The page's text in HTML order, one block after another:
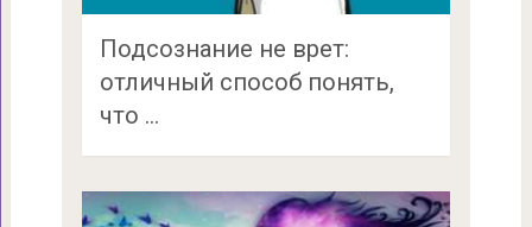
Подсознание не врет:
отличный способ понять,
что …